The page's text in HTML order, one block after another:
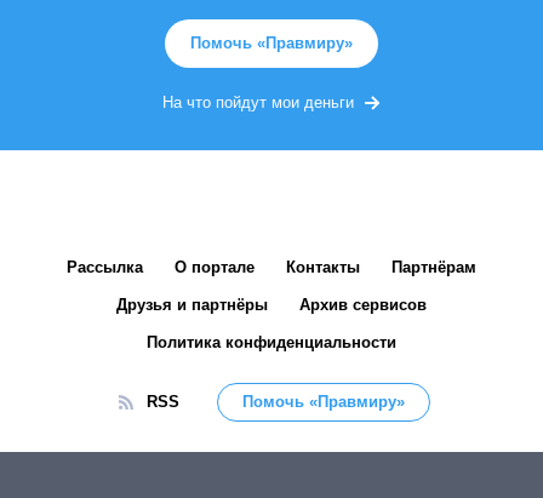
Помочь «Правмиру»
На что пойдут мои деньги
Рассылка О портале Контакты Партнёрам
Друзья и партнёры Архив сервисов
Политика конфиденциальности
RSS Помочь «Правмиру»